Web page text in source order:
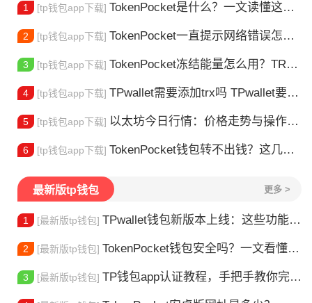
1 [tp钱包app下载] TokenPocket是什么？一文读懂这款热门多链钱包
2 [tp钱包app下载] TokenPocket一直提示网络错误怎么办？这几个方法帮你快速解决
3 [tp钱包app下载] TokenPocket冻结能量怎么用？TRX冻结获取能量详解
4 [tp钱包app下载] TPwallet需要添加trx吗 TPwallet要不要充TRX？一文说清
5 [tp钱包app下载] 以太坊今日行情：价格走势与操作建议
6 [tp钱包app下载] TokenPocket钱包转不出钱？这几种情况你可能遇到过
最新版tp钱包 更多 >
1 [最新版tp钱包] TPwallet钱包新版本上线：这些功能升级值得体验
2 [最新版tp钱包] TokenPocket钱包安全吗？一文看懂真实风险
3 [最新版tp钱包] TP钱包app认证教程，手把手教你完成身份验证